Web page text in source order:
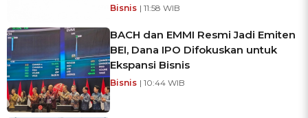
Bisnis | 11:58 WIB
BACH dan EMMI Resmi Jadi Emiten
BEI, Dana IPO Difokuskan untuk
Ekspansi Bisnis
Bisnis | 10:44 WIB